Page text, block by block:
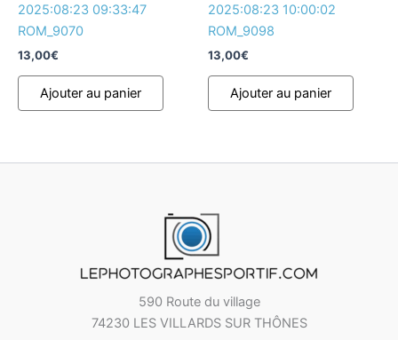
2025:08:23 09:33:47
ROM_9070
13,00€
Ajouter au panier
2025:08:23 10:00:02
ROM_9098
13,00€
Ajouter au panier
590 Route du village
74230 LES VILLARDS SUR THÔNES